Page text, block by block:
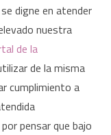
digne en atender
nuestra
de la
de la misma
cumplimiento a
pensar que bajo